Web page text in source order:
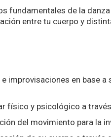
fundamentales de la
entre tu cuerpo y
improvisaciones en base
físico y psicológico a
del movimiento para la